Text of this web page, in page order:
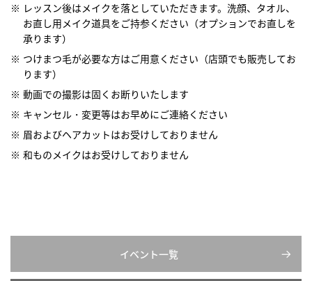
レッスン後はメイクを落としていただきます。洗顔、タオル、
お直し用メイク道具をご持参ください（オプションでお直しを
承ります）
つけまつ毛が必要な方はご用意ください（店頭でも販売してお
ります）
動画での撮影は固くお断りいたします
キャンセル・変更等はお早めにご連絡ください
眉およびヘアカットはお受けしておりません
和ものメイクはお受けしておりません
イベント一覧